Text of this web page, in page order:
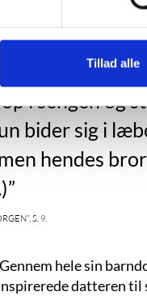
Tillad alle
i
et
i sengen og
bider sig i
hendes
s. 9.
hele sin
datteren til